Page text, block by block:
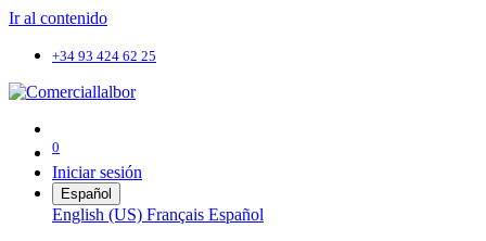
Ir al contenido
+34 93 424 62 25
0
Iniciar sesión
Español
English (US) Français Español